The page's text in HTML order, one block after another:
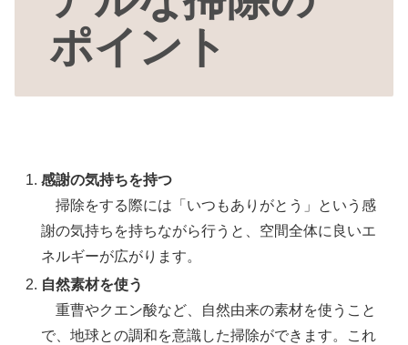
ポイント
感謝の気持ちを持つ
掃除をする際には「いつもありがとう」という感
謝の気持ちを持ちながら行うと、空間全体に良いエ
ネルギーが広がります。
自然素材を使う
重曹やクエン酸など、自然由来の素材を使うこと
で、地球との調和を意識した掃除ができます。これ